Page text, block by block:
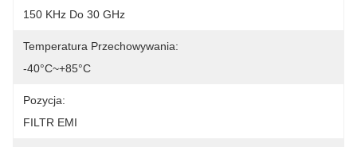
150 KHz Do 30 GHz
Temperatura Przechowywania:
-40°C~+85°C
Pozycja:
FILTR EMI